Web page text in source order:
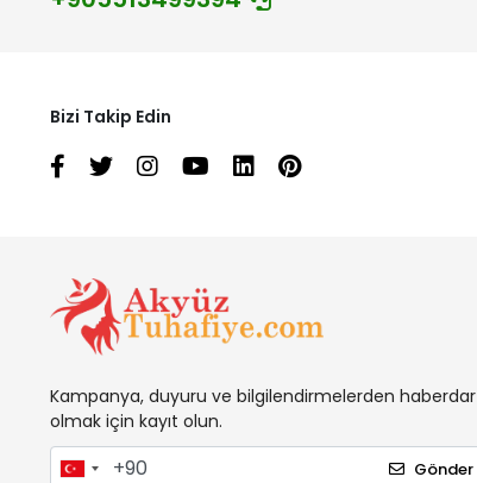
Bizi Takip Edin
Kampanya, duyuru ve bilgilendirmelerden haberdar
olmak için kayıt olun.
Gönder